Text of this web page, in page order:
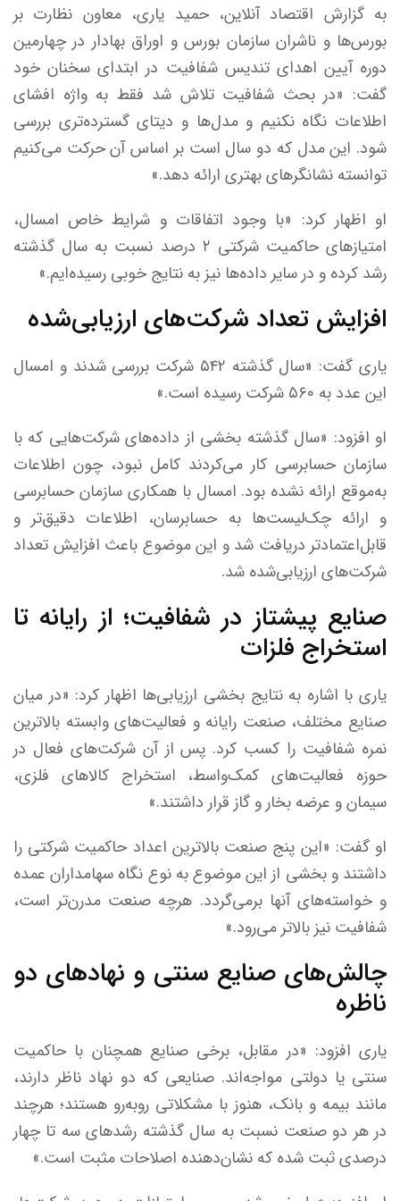
به گزارش اقتصاد آنلاین، حمید یاری، معاون نظارت بر
بورس‌ها و ناشران سازمان بورس و اوراق بهادار در چهارمین
دوره آیین اهدای تندیس شفافیت در ابتدای سخنان خود
گفت: «در بحث شفافیت تلاش شد فقط به واژه افشای
اطلاعات نگاه نکنیم و مدل‌ها و دیتای گسترده‌تری بررسی
شود. این مدل که دو سال است بر اساس آن حرکت می‌کنیم
توانسته نشانگر‌های بهتری ارائه دهد.»
او اظهار کرد: «با وجود اتفاقات و شرایط خاص امسال،
امتیاز‌های حاکمیت شرکتی ۲ درصد نسبت به سال گذشته
رشد کرده و در سایر داده‌ها نیز به نتایج خوبی رسیده‌ایم.»
افزایش تعداد شرکت‌های ارزیابی‌شده
یاری گفت: «سال گذشته ۵۴۲ شرکت بررسی شدند و امسال
این عدد به ۵۶۰ شرکت رسیده است.»
او افزود: «سال گذشته بخشی از داده‌های شرکت‌هایی که با
سازمان حسابرسی کار می‌کردند کامل نبود، چون اطلاعات
به‌موقع ارائه نشده بود. امسال با همکاری سازمان حسابرسی
و ارائه چک‌لیست‌ها به حسابرسان، اطلاعات دقیق‌تر و
قابل‌اعتمادتر دریافت شد و این موضوع باعث افزایش تعداد
شرکت‌های ارزیابی‌شده شد.
صنایع پیشتاز در شفافیت؛ از رایانه تا
استخراج فلزات
یاری با اشاره به نتایج بخشی ارزیابی‌ها اظهار کرد: «در میان
صنایع مختلف، صنعت رایانه و فعالیت‌های وابسته بالاترین
نمره شفافیت را کسب کرد. پس از آن شرکت‌های فعال در
حوزه فعالیت‌های کمک‌واسط، استخراج کالا‌های فلزی،
سیمان و عرضه بخار و گاز قرار داشتند.»
او گفت: «این پنج صنعت بالاترین اعداد حاکمیت شرکتی را
داشتند و بخشی از این موضوع به نوع نگاه سهامداران عمده
و خواسته‌های آنها برمی‌گردد. هرچه صنعت مدرن‌تر است،
شفافیت نیز بالاتر می‌رود.»
چالش‌های صنایع سنتی و نهاد‌های دو
ناظره
یاری افزود: «در مقابل، برخی صنایع همچنان با حاکمیت
سنتی یا دولتی مواجه‌اند. صنایعی که دو نهاد ناظر دارند،
مانند بیمه و بانک، هنوز با مشکلاتی روبه‌رو هستند؛ هرچند
در هر دو صنعت نسبت به سال گذشته رشد‌های سه تا چهار
درصدی ثبت شده که نشان‌دهنده اصلاحات مثبت است.»